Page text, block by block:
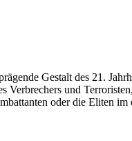
Gestalt des 21.
Verbrechers und
oder die Eliten